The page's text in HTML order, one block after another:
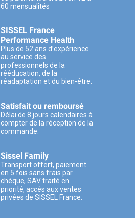
60 mensualités
SISSEL France
Performance Health
Plus de 52 ans d’expérience
au service des
professionnels de la
rééducation, de la
réadaptation et du bien-être.
Satisfait ou remboursé
Délai de 8 jours calendaires à
compter de la réception de la
commande.
Sissel Family
Transport offert, paiement
en 5 fois sans frais par
chèque, SAV traité en
priorité, accès aux ventes
privées de SISSEL France.